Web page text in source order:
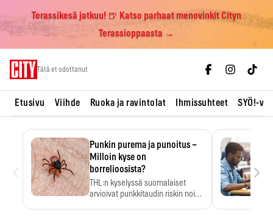
Terassikesä jatkuu! 🍺 Katso parhaat menovinkit Cityn
Terassioppaasta →
Tätä et odottanut
Etusivu Viihde Ruoka ja ravintolat Ihmissuhteet SYÖ!-
Punkin purema ja punoitus –
Milloin kyse on
borrelioosista?
THL:n kyselyssä suomalaiset
arvioivat punkkitaudin riskin noin
›